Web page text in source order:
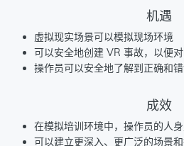
机遇
虚拟现实场景可以模拟现场环境
可以安全地创建 VR 事故，以便
操作员可以安全地了解到正确和
成效
在模拟培训环境中，操作员的人
可以建立更深入、更广泛的场景